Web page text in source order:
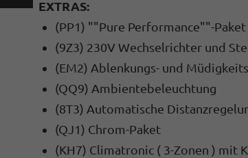
EXTRAS:
(PP1) ""Pure Performance""-
(9Z3) 230V Wechselrichter und
(EM2) Ablenkungs- und
(QQ9) Ambientebeleuchtung
(8T3) Automatische
(QJ1) Chrom-Paket
(KH7) Climatronic ( 3-Zonen ) mit